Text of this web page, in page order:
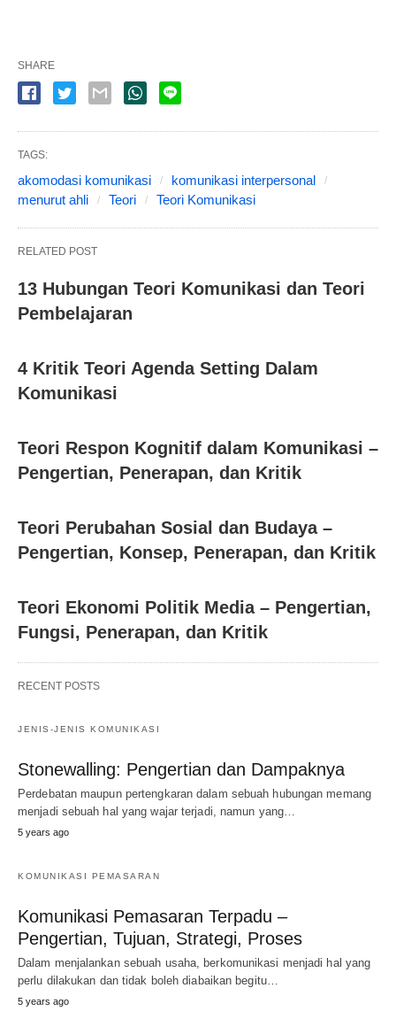
SHARE
TAGS:
akomodasi komunikasi
komunikasi interpersonal
menurut ahli
Teori Teori Komunikasi
RELATED POST
13 Hubungan Teori Komunikasi dan Teori
Pembelajaran
4 Kritik Teori Agenda Setting Dalam
Komunikasi
Teori Respon Kognitif dalam Komunikasi –
Pengertian, Penerapan, dan Kritik
Teori Perubahan Sosial dan Budaya –
Pengertian, Konsep, Penerapan, dan Kritik
Teori Ekonomi Politik Media – Pengertian,
Fungsi, Penerapan, dan Kritik
RECENT POSTS
JENIS-JENIS KOMUNIKASI
Stonewalling: Pengertian dan Dampaknya
Perdebatan maupun pertengkaran dalam sebuah hubungan memang
menjadi sebuah hal yang wajar terjadi, namun yang…
5 years ago
KOMUNIKASI PEMASARAN
Komunikasi Pemasaran Terpadu –
Pengertian, Tujuan, Strategi, Proses
Dalam menjalankan sebuah usaha, berkomunikasi menjadi hal yang
perlu dilakukan dan tidak boleh diabaikan begitu…
5 years ago